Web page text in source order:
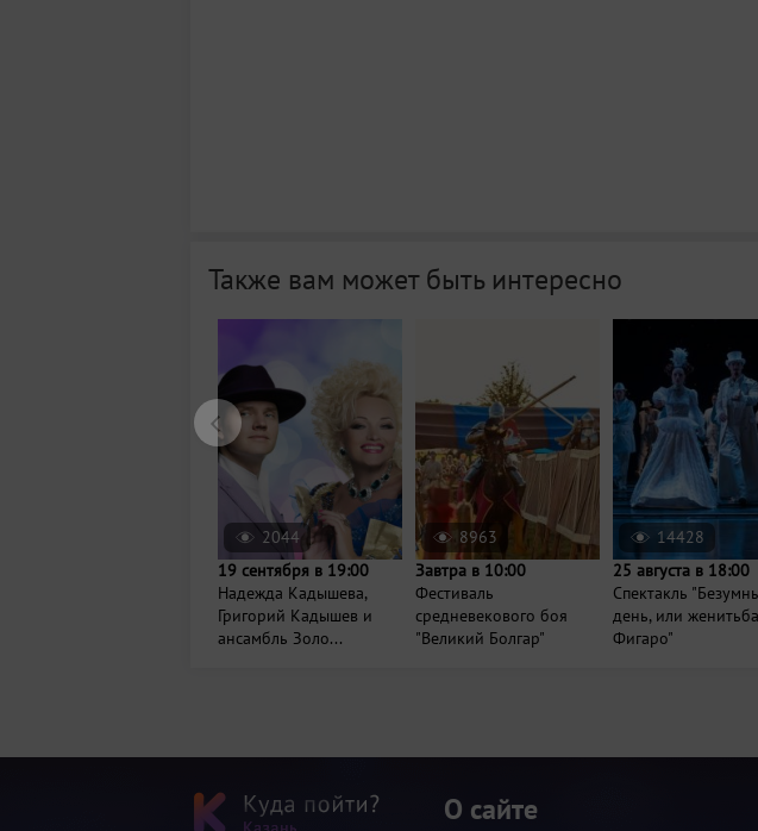
Также вам может быть интересно
2044
19 сентября в 19:00
Надежда Кадышева,
Григорий Кадышев и
ансамбль Золо...
8963
Завтра в 10:00
Фестиваль
средневекового боя
"Великий Болгар"
14428
25 августа в 18:00
Спектакль
день, или женитьба
Фигаро"
О сайте